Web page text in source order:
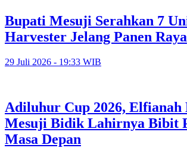
Bupati Mesuji Serahkan 7
Harvester Jelang Panen Raya
29 Juli 2026 - 19:33 WIB
Adiluhur Cup 2026, Elfianah
Mesuji Bidik Lahirnya Bibit
Masa Depan